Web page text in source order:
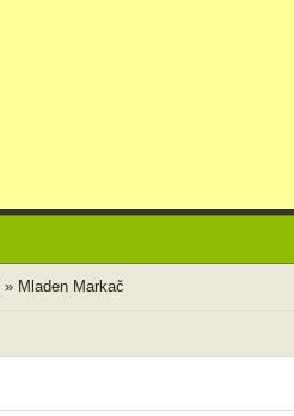
» Mladen Markač